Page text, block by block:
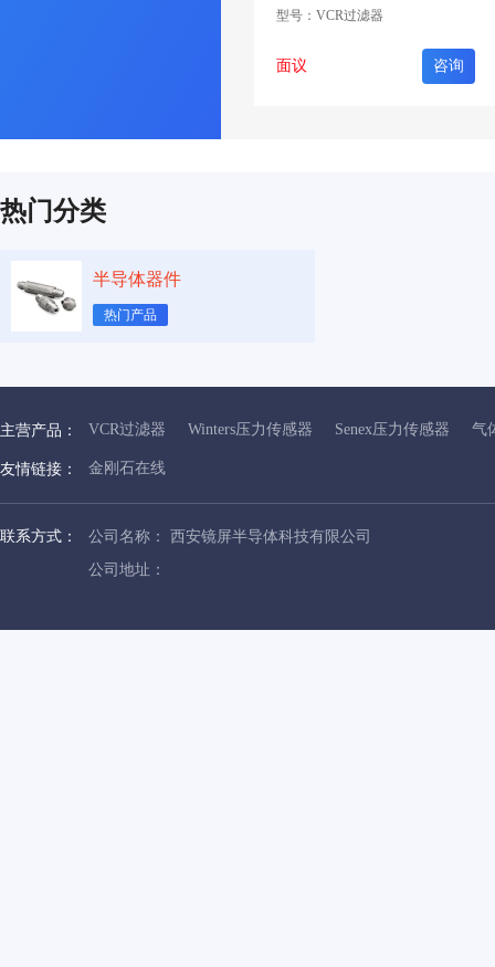
型号：VCR过滤器
面议 咨询
热门分类
半导体器件
热门产品
主营产品： VCR过滤器 Winters压力传感器 Senex压力传感器 气
友情链接： 金刚石在线
联系方式：
公司名称： 西安镜屏半导体科技有限公司
公司地址：